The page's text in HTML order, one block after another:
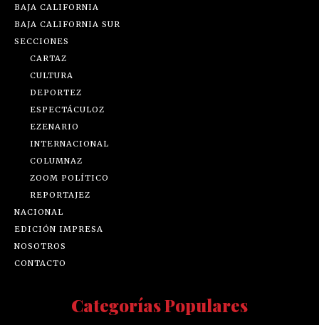
BAJA CALIFORNIA
BAJA CALIFORNIA SUR
SECCIONES
CARTAZ
CULTURA
DEPORTEZ
ESPECTÁCULOZ
EZENARIO
INTERNACIONAL
COLUMNAZ
ZOOM POLÍTICO
REPORTAJEZ
NACIONAL
EDICIÓN IMPRESA
NOSOTROS
CONTACTO
Categorías Populares